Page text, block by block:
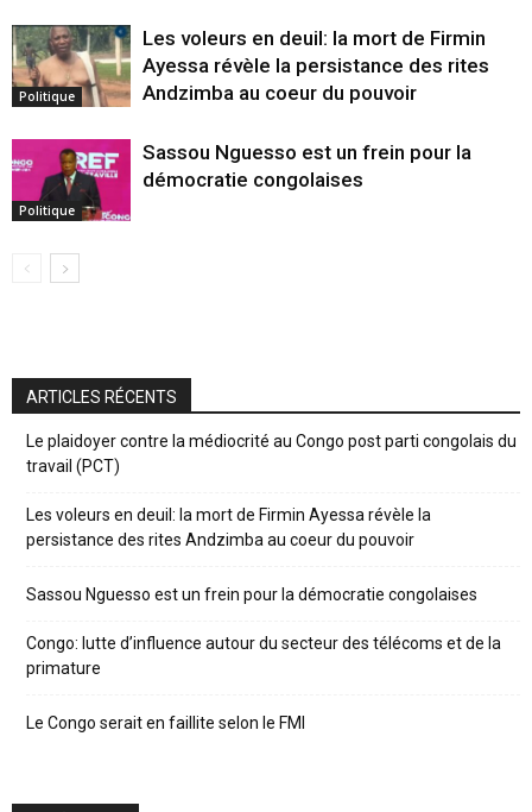
Politique
Les voleurs en deuil: la mort de Firmin
Ayessa révèle la persistance des rites
Andzimba au coeur du pouvoir
Politique
Sassou Nguesso est un frein pour la
démocratie congolaises
ARTICLES RÉCENTS
Le plaidoyer contre la médiocrité au Congo post parti congolais du
travail (PCT)
Les voleurs en deuil: la mort de Firmin Ayessa révèle la
persistance des rites Andzimba au coeur du pouvoir
Sassou Nguesso est un frein pour la démocratie congolaises
Congo: lutte d’influence autour du secteur des télécoms et de la
primature
Le Congo serait en faillite selon le FMI